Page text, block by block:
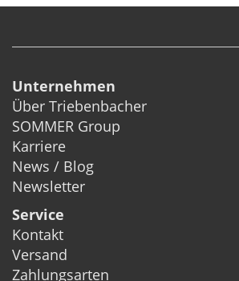
Unternehmen
Über Triebenbacher
SOMMER Group
Karriere
News / Blog
Newsletter
Service
Kontakt
Versand
Zahlungsarten